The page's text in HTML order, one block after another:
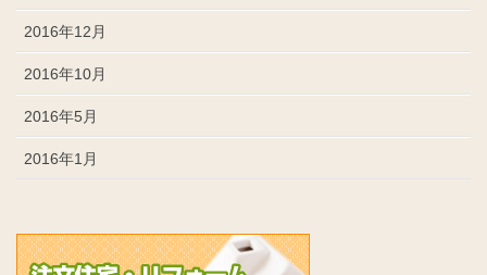
2016年12月
2016年10月
2016年5月
2016年1月